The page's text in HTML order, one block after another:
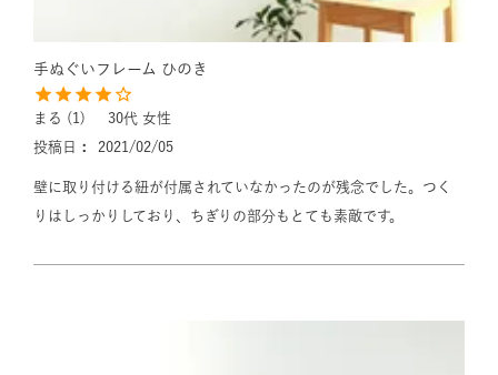
手ぬぐいフレーム ひのき
まる 1 30代 女性
投稿日
2021/02/05
壁に取り付ける紐が付属されていなかったのが残念でした。つく
りはしっかりしており、ちぎりの部分もとても素敵です。